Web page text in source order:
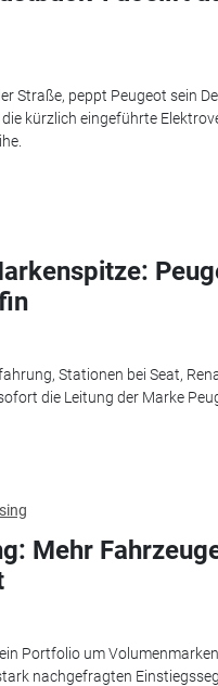
Straße, peppt Peugeot sein
kürzlich eingeführte
Stationen bei Seat,
die Leitung der Marke
Mehr
Portfolio um
nachgefragten